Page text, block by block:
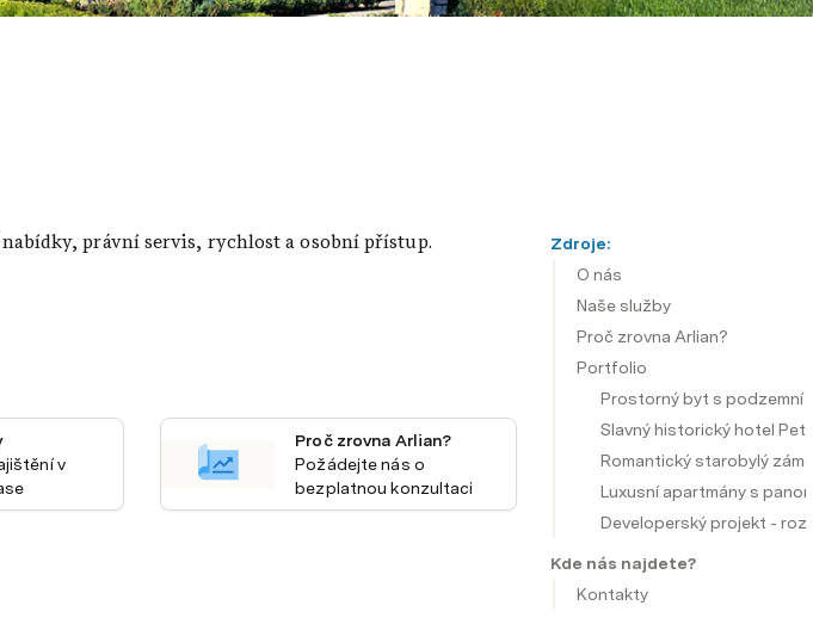
právní servis, rychlost a osobní přístup.
v
Proč zrovna Arlian?
Požádejte nás o
bezplatnou konzultaci
Zdroje:
O nás
Naše služby
Proč zrovna Arlian?
Portfolio
Prostorný byt s podzemní
Slavný historický hotel Petr
Romantický starobylý
Luxusní apartmány s
Developerský projekt -
Kde nás najdete?
Kontakty